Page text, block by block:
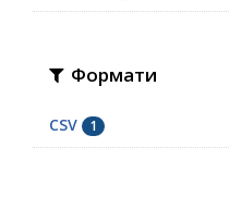
Формати
CSV 1